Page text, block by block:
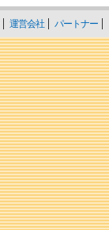
運営会社 パートナー